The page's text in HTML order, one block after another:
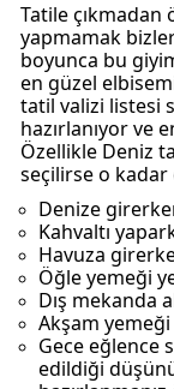
Tatile çıkmadan
yapmamak
boyunca bu
en güzel
tatil valizi listesi
hazırlanıyor ve
Özellikle Deniz
seçilirse o kadar
Denize
Kahvaltı
Havuza
Öğle yemeği
Dış mekanda
Akşam
Gece eğlence
edildiği